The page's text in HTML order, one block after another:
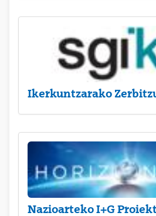
Ikerkuntzarako
Nazioarteko I+G